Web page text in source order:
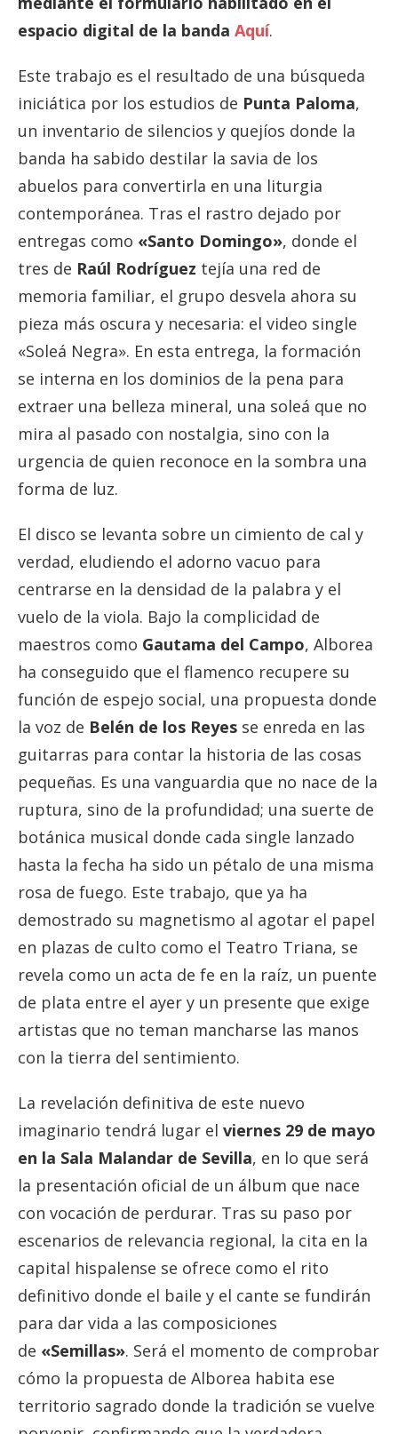
espacio digital de la banda Aquí.
Este trabajo es el resultado de una búsqueda
iniciática por los estudios de Punta Paloma,
un inventario de silencios y quejíos donde la
banda ha sabido destilar la savia de los
abuelos para convertirla en una liturgia
contemporánea. Tras el rastro dejado por
entregas como «Santo Domingo», donde el
tres de Raúl Rodríguez tejía una red de
memoria familiar, el grupo desvela ahora su
pieza más oscura y necesaria: el video single
«Soleá Negra». En esta entrega, la formación
se interna en los dominios de la pena para
extraer una belleza mineral, una soleá que no
mira al pasado con nostalgia, sino con la
urgencia de quien reconoce en la sombra una
forma de luz.
El disco se levanta sobre un cimiento de cal y
verdad, eludiendo el adorno vacuo para
centrarse en la densidad de la palabra y el
vuelo de la viola. Bajo la complicidad de
maestros como Gautama del Campo, Alborea
ha conseguido que el flamenco recupere su
función de espejo social, una propuesta donde
la voz de Belén de los Reyes se enreda en las
guitarras para contar la historia de las cosas
pequeñas. Es una vanguardia que no nace de la
ruptura, sino de la profundidad; una suerte de
botánica musical donde cada single lanzado
hasta la fecha ha sido un pétalo de una misma
rosa de fuego. Este trabajo, que ya ha
demostrado su magnetismo al agotar el papel
en plazas de culto como el Teatro Triana, se
revela como un acta de fe en la raíz, un puente
de plata entre el ayer y un presente que exige
artistas que no teman mancharse las manos
con la tierra del sentimiento.
La revelación definitiva de este nuevo
imaginario tendrá lugar el viernes 29 de mayo
en la Sala Malandar de Sevilla, en lo que será
la presentación oficial de un álbum que nace
con vocación de perdurar. Tras su paso por
escenarios de relevancia regional, la cita en la
capital hispalense se ofrece como el rito
definitivo donde el baile y el cante se fundirán
para dar vida a las composiciones
de «Semillas». Será el momento de comprobar
cómo la propuesta de Alborea habita ese
territorio sagrado donde la tradición se vuelve